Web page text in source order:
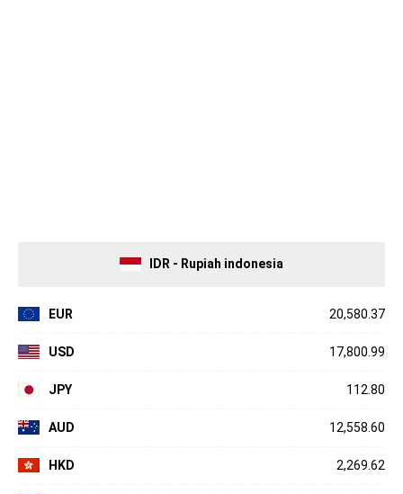
IDR - Rupiah indonesia
EUR 20,580.37
USD 17,800.99
JPY 112.80
AUD 12,558.60
HKD 2,269.62